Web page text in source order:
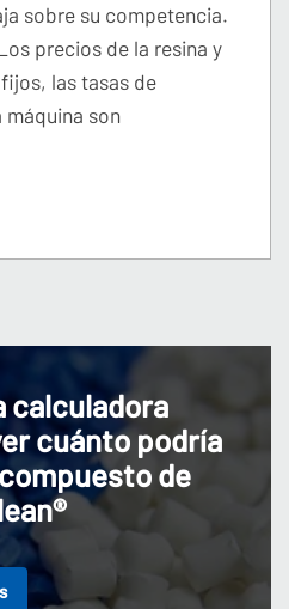
sobre su competencia.
precios de la resina y
las tasas de
son
cuánto podría
de